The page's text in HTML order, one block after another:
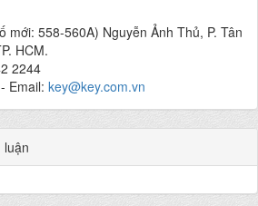
mới: 558-560A) Nguyễn Ảnh Thủ, P. Tân
HCM.
2244
- Email: key@key.com.vn